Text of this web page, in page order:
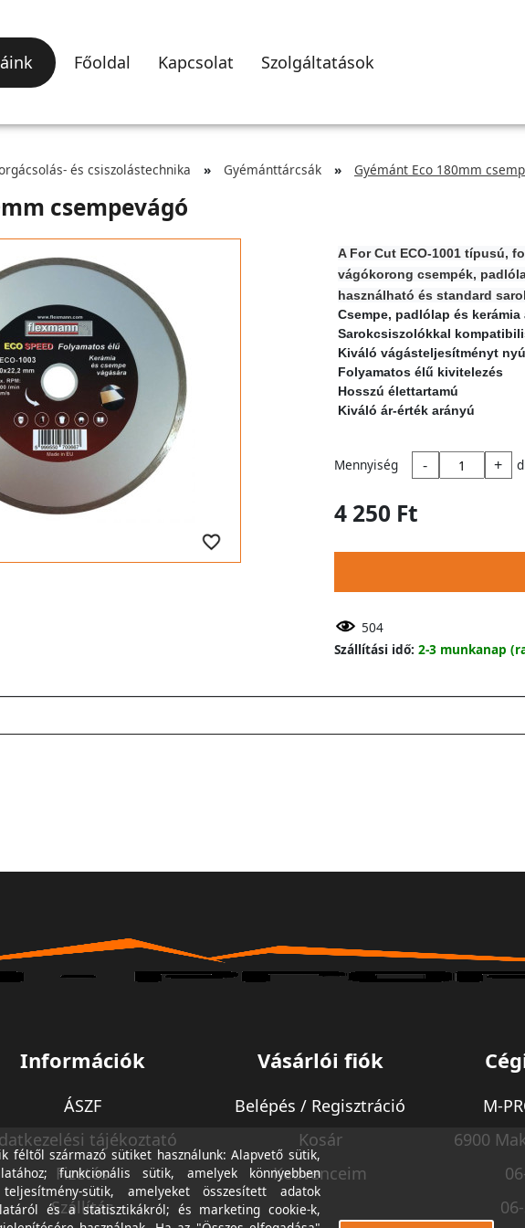
Főoldal Kapcsolat Szolgáltatások
és csiszolástechnika Gyémánttárcsák Gyémánt Eco 180mm
csempevágó
A For Cut ECO-1001 típusú,
vágókorong csempék,
használható és standard
Csempe, padlólap és
Sarokcsiszolókkal
Kiváló vágásteljesítményt
Folyamatos élű kivitelezés
Hosszú élettartamú
Kiváló ár-érték arányú
Mennyiség - +
4 250 Ft
504
Szállítási idő: 2-3 munkanap
Információk
ÁSZF
tájékoztató
Fizetés
Szállítás
Vásárlói fiók
Belépés / Regisztráció
Kosár
Kedvenceim
M-
6900
féltől származó sütiket használunk: Alapvető sütik,
funkcionális sütik, amelyek könnyebben
sütik, amelyeket összesített adatok
és a statisztikákról; és marketing cookie-k,